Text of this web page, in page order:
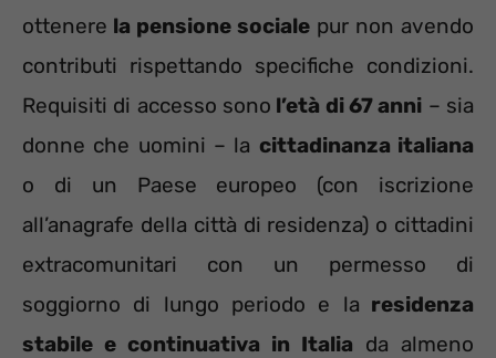
ottenere la pensione sociale pur non avendo
contributi rispettando specifiche condizioni.
Requisiti di accesso sono l’età di 67 anni – sia
donne che uomini – la cittadinanza italiana
o di un Paese europeo (con iscrizione
all’anagrafe della città di residenza) o cittadini
extracomunitari con un permesso di
soggiorno di lungo periodo e la residenza
stabile e continuativa in Italia da almeno